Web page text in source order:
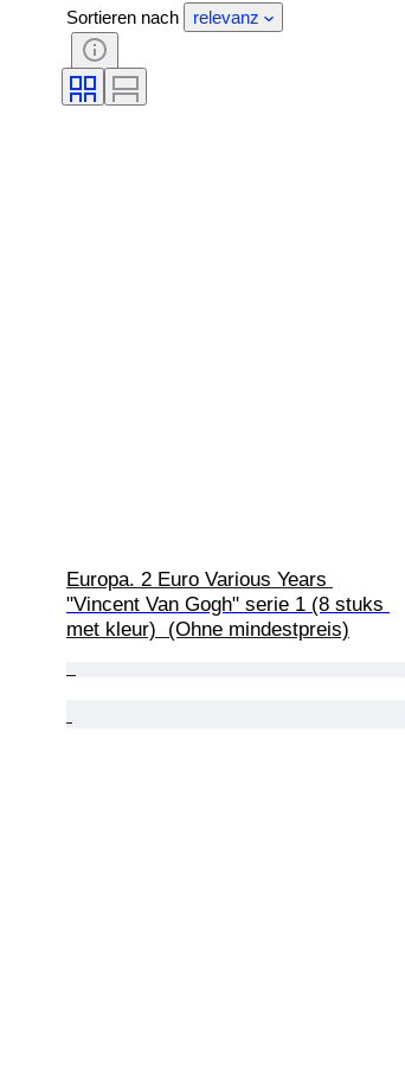
Sortieren nach relevanz
Europa. 2 Euro Various Years
"Vincent Van Gogh" serie 1 (8 stuks
met kleur)  (Ohne mindestpreis)